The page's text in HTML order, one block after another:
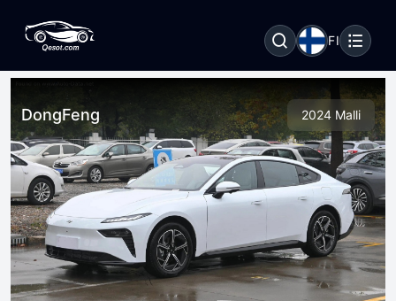
FI
DongFeng 2024 Malli